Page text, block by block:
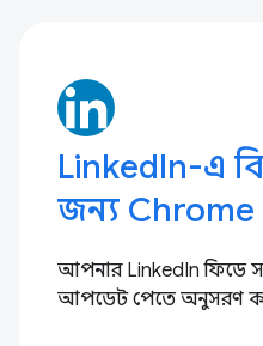
LinkedIn-এ
জন্য Chrome
আপনার LinkedIn ফিডে
আপডেট পেতে অনুসরণ